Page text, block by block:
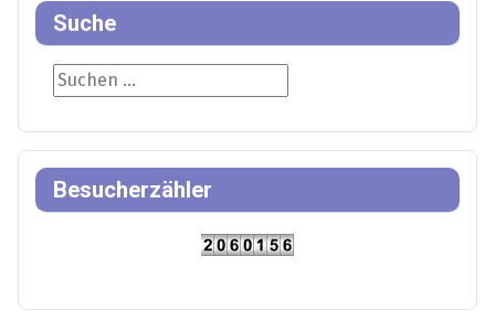
Suche
Suche
Besucherzähler